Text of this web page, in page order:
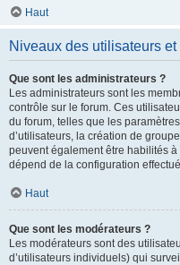
Haut
Niveaux des utilisateurs
Que sont les administrateurs ?
Les administrateurs sont les
contrôle sur le forum. Ces
du forum, telles que les
d’utilisateurs, la création de
peuvent également être habilités à
dépend de la configuration
Haut
Que sont les modérateurs ?
Les modérateurs sont des
d’utilisateurs individuels) qui